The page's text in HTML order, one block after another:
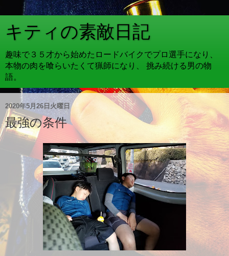
キティの素敵日記
趣味で３５才から始めたロードバイクでプロ選手になり、
本物の肉を喰らいたくて猟師になり、 挑み続ける男の物
語。
2020年5月26日火曜日
最強の条件